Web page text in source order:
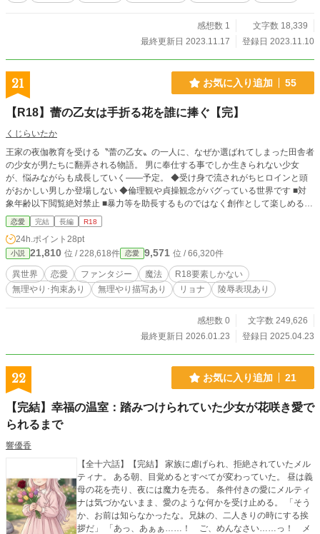
感想数 1
文字数 18,339
最終更新日 2023.11.17
登録日 2023.11.10
21 お気に入り追加 55
【R18】蕾の乙女は手折る花を誰に捧ぐ【完】
くじらいたか
王家の夜伽教育を受ける〝蕾の乙女〟の一人に、なぜか選ばれてしまった田舎者
の少女が男たちに翻弄される物語。 男に奉仕する事でしか生きられない少女
が、悩みながらも成長していく——予定。 ◆受け身で流されがちヒロインと頭
がおかしい男しか登場しない ◆倫理観や貞操観念がバグっている世界です ■対
象年齢以下閲覧絶対禁止 ■暴力等を助長するものではなく創作として楽しめる方
のみ閲覧をお願いします
恋愛 完結 長編 R18
24h.ポイント 28pt
小説 21,810 位 / 228,618件 恋愛 9,571 位 / 66,320件
異世界 恋愛 ファンタジー 魔法
R18要素しかない
無理やり･拘束あり
無理やり描写あり リョナ 陵辱表現あり
感想数 0
文字数 249,626
最終更新日 2026.01.23
登録日 2025.04.23
22 お気に入り追加 21
【完結】幸福の温室：踏みつけられていた少女が花咲き愛で
られるまで
響優香
【全十六話】【完結】 家族に虐げられ、拒絶されていたメル
ティナ。 ある朝、目覚めるとすべてが変わっていた。 昼は義
母の花を売り、夜には魔力を売る。 条件付きの愛にメルティ
ナは気づかないまま、愛のような何かを受け止める。 「そう
か、お前は知らなかったな。兄妹の、二人きりの時にする挨
拶だ」 「あっ、あぁぁ……！ ご、めんなさい……っ！ メ